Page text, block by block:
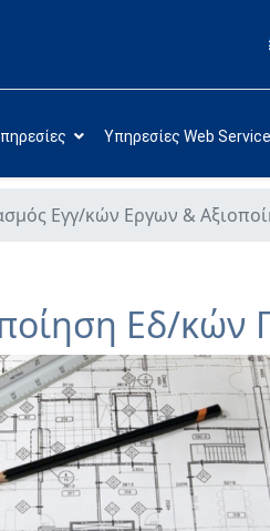
Υπηρεσίες Web
Εγγ/κών Εργων &
Εδ/κών